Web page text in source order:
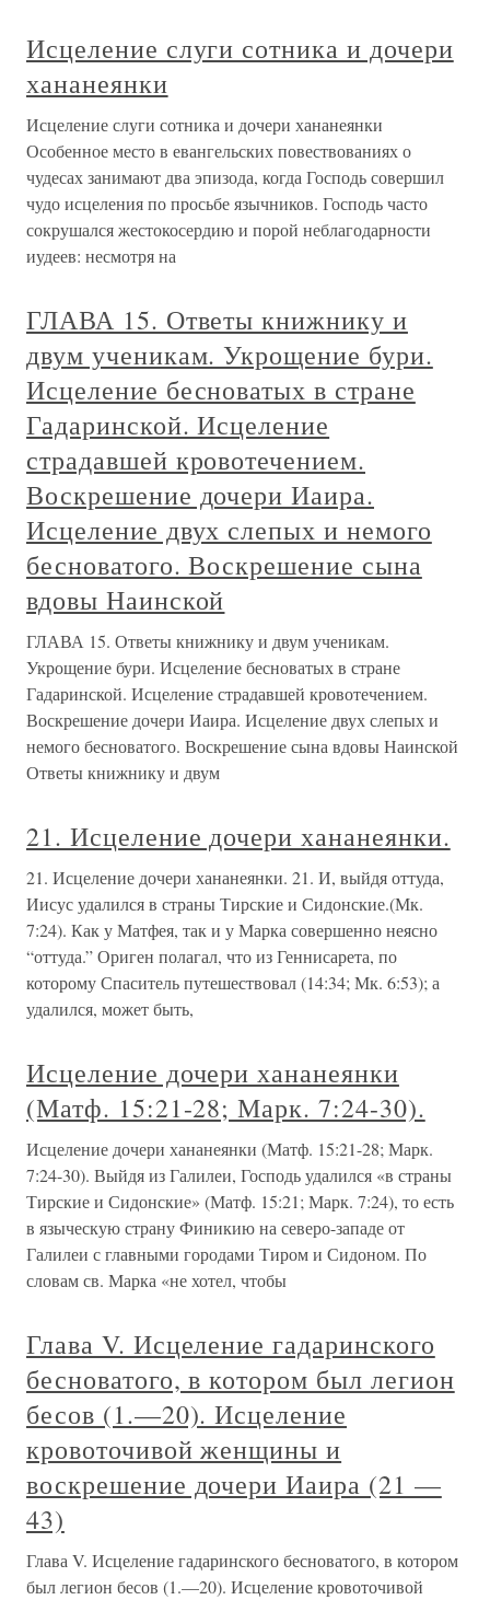
Исцеление слуги сотника и дочери
хананеянки
Исцеление слуги сотника и дочери хананеянки
Особенное место в евангельских повествованиях о
чудесах занимают два эпизода, когда Господь совершил
чудо исцеления по просьбе язычников. Господь часто
сокрушался жестокосердию и порой неблагодарности
иудеев: несмотря на
ГЛАВА 15. Ответы книжнику и
двум ученикам. Укрощение бури.
Исцеление бесноватых в стране
Гадаринской. Исцеление
страдавшей кровотечением.
Воскрешение дочери Иаира.
Исцеление двух слепых и немого
бесноватого. Воскрешение сына
вдовы Наинской
ГЛАВА 15. Ответы книжнику и двум ученикам.
Укрощение бури. Исцеление бесноватых в стране
Гадаринской. Исцеление страдавшей кровотечением.
Воскрешение дочери Иаира. Исцеление двух слепых и
немого бесноватого. Воскрешение сына вдовы Наинской
Ответы книжнику и двум
21. Исцеление дочери хананеянки.
21. Исцеление дочери хананеянки. 21. И, выйдя оттуда,
Иисус удалился в страны Тирские и Сидонские.(Мк.
7:24). Как у Матфея, так и у Марка совершенно неясно
“оттуда.” Ориген полагал, что из Геннисарета, по
которому Спаситель путешествовал (14:34; Мк. 6:53); а
удалился, может быть,
Исцеление дочери хананеянки
(Матф. 15:21-28; Марк. 7:24-30).
Исцеление дочери хананеянки (Матф. 15:21-28; Марк.
7:24-30). Выйдя из Галилеи, Господь удалился «в страны
Тирские и Сидонские» (Матф. 15:21; Марк. 7:24), то есть
в языческую страну Финикию на северо-западе от
Галилеи с главными городами Тиром и Сидоном. По
словам св. Марка «не хотел, чтобы
Глава V. Исцеление гадаринского
бесноватого, в котором был легион
бесов (1.—20). Исцеление
кровоточивой женщины и
воскрешение дочери Иаира (21 —
43)
Глава V. Исцеление гадаринского бесноватого, в котором
был легион бесов (1.—20). Исцеление кровоточивой